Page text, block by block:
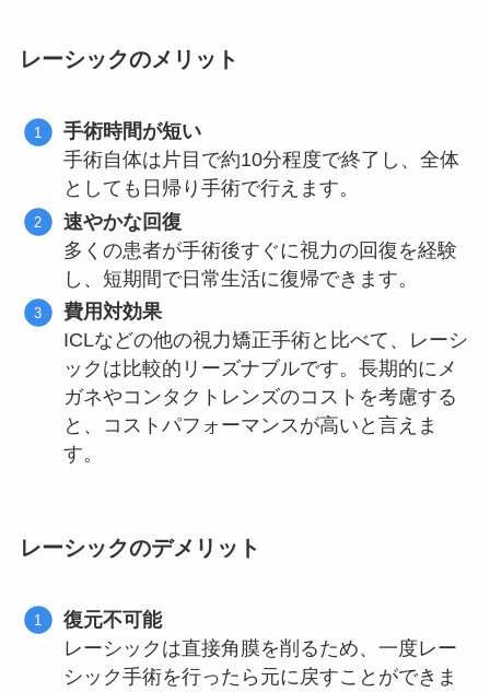
レーシックのメリット
手術時間が短い
手術自体は片目で約10分程度で終了し、全体
としても日帰り手術で行えます。
速やかな回復
多くの患者が手術後すぐに視力の回復を経験
し、短期間で日常生活に復帰できます。
費用対効果
ICLなどの他の視力矯正手術と比べて、レーシ
ックは比較的リーズナブルです。長期的にメ
ガネやコンタクトレンズのコストを考慮する
と、コストパフォーマンスが高いと言えま
す。
レーシックのデメリット
復元不可能
レーシックは直接角膜を削るため、一度レー
シック手術を行ったら元に戻すことができま